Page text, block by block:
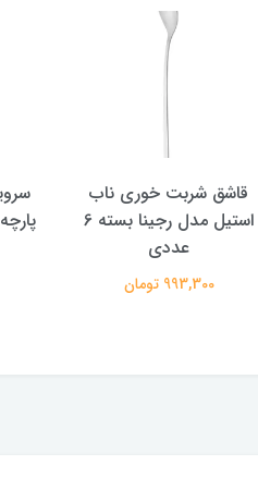
قاشق شربت خوری ناب
استیل مدل رجینا بسته 6
عددی
993,300 تومان